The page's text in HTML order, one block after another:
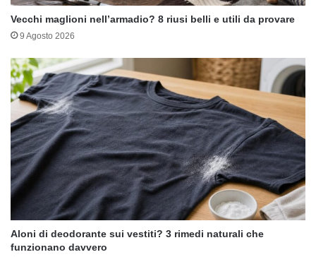
Vecchi maglioni nell’armadio? 8 riusi belli e utili da provare
9 Agosto 2026
Aloni di deodorante sui vestiti? 3 rimedi naturali che
funzionano davvero